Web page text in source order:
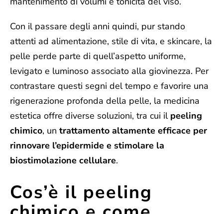
Con il passare degli anni quindi, pur stando
attenti ad alimentazione, stile di vita, e skincare, la
pelle perde parte di quell’aspetto uniforme,
levigato e luminoso associato alla giovinezza. Per
contrastare questi segni del tempo e favorire una
rigenerazione profonda della pelle, la medicina
estetica offre diverse soluzioni, tra cui il peeling
chimico, un trattamento altamente efficace per
rinnovare l’epidermide e stimolare la
biostimolazione cellulare.
Cos’è il peeling